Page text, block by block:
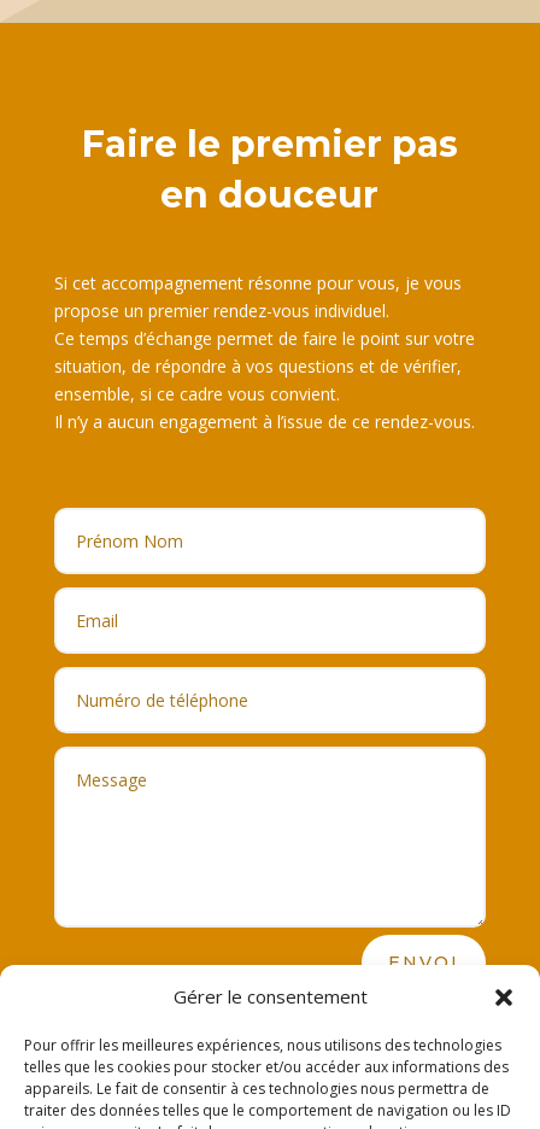
Gérer le consentement
Pour offrir les meilleures expériences, nous utilisons des technologies
telles que les cookies pour stocker et/ou accéder aux informations des
appareils. Le fait de consentir à ces technologies nous permettra de
traiter des données telles que le comportement de navigation ou les ID
Faire le premier pas
en douceur
Si cet accompagnement résonne pour vous, je vous
propose un premier rendez-vous individuel.
Ce temps d’échange permet de faire le point sur votre
situation, de répondre à vos questions et de vérifier,
ensemble, si ce cadre vous convient.
Il n’y a aucun engagement à l’issue de ce rendez-vous.
ENVOI
 06 79 24 91 58
 acteurdetavie.energie@gmail.com